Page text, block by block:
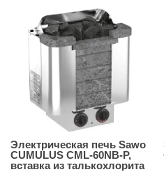
Электрическая печь Sawo
CUMULUS CML-60NB-P,
вставка из талькохлорита